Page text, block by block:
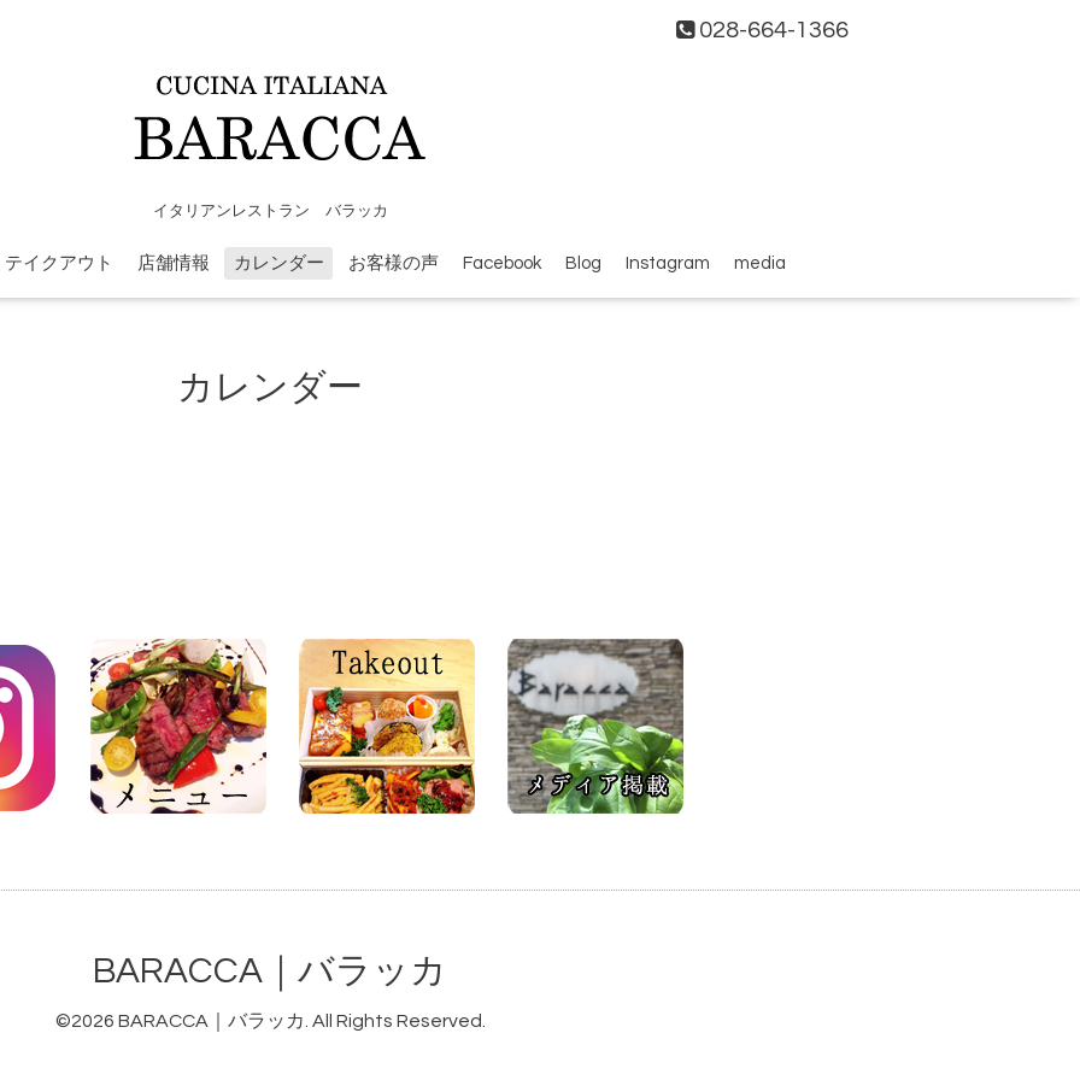
028-664-1366
イタリアンレストラン バラッカ
テイクアウト 店舗情報 カレンダー お客様の声 Facebook Blog Instagram media
カレンダー
BARACCA｜バラッカ
©2026 BARACCA｜バラッカ. All Rights Reserved.